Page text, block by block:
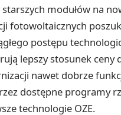
modułów na
fotowoltaicznych
postępu
lepszy stosunek ceny
nawet dobrze
dostępne programy
technologie OZE.